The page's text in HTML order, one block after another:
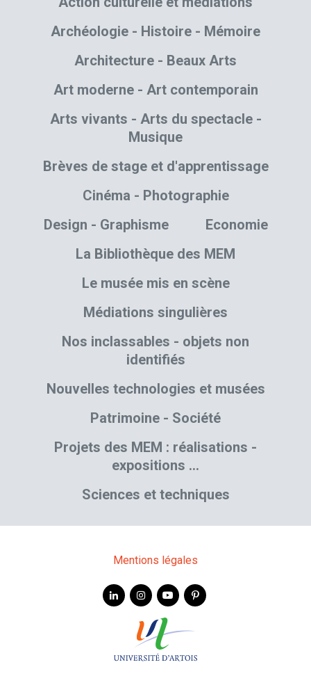
Archéologie - Histoire - Mémoire
Architecture - Beaux Arts
Art moderne - Art contemporain
Arts vivants - Arts du spectacle -
Musique
Brèves de stage et d'apprentissage
Cinéma - Photographie
Design - Graphisme
Economie
La Bibliothèque des MEM
Le musée mis en scène
Médiations singulières
Nos inclassables - objets non
identifiés
Nouvelles technologies et musées
Patrimoine - Société
Projets des MEM : réalisations -
expositions …
Sciences et techniques
Mentions légales